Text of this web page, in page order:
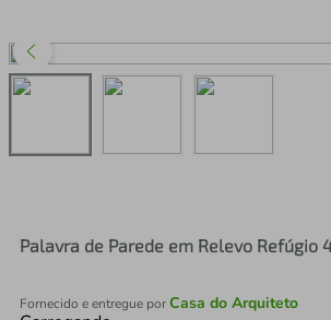
Palavra de Parede em Relevo Refúgio
Fornecido e entregue porCasa do Arquiteto
perfume